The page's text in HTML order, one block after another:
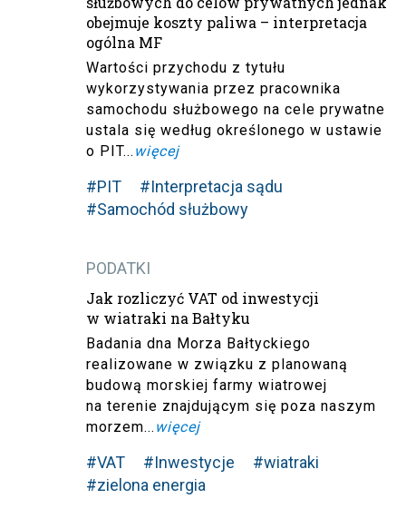
obejmuje koszty paliwa – interpretacja
ogólna MF
Wartości przychodu z tytułu
wykorzystywania przez pracownika
samochodu służbowego na cele prywatne
ustala się według określonego w ustawie
o PIT... więcej
#PIT
#Interpretacja sądu
#Samochód służbowy
PODATKI
Jak rozliczyć VAT od inwestycji
w wiatraki na Bałtyku
Badania dna Morza Bałtyckiego
realizowane w związku z planowaną
budową morskiej farmy wiatrowej
na terenie znajdującym się poza naszym
morzem... więcej
#VAT #Inwestycje
#wiatraki
#zielona energia